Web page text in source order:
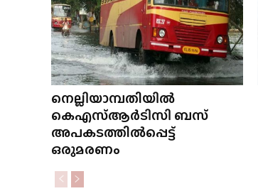
നെല്ലിയാമ്പതിയിൽ
കെഎസ്ആർടിസി ബസ്
അപകടത്തിൽപ്പെട്ട്
ഒരുമരണം